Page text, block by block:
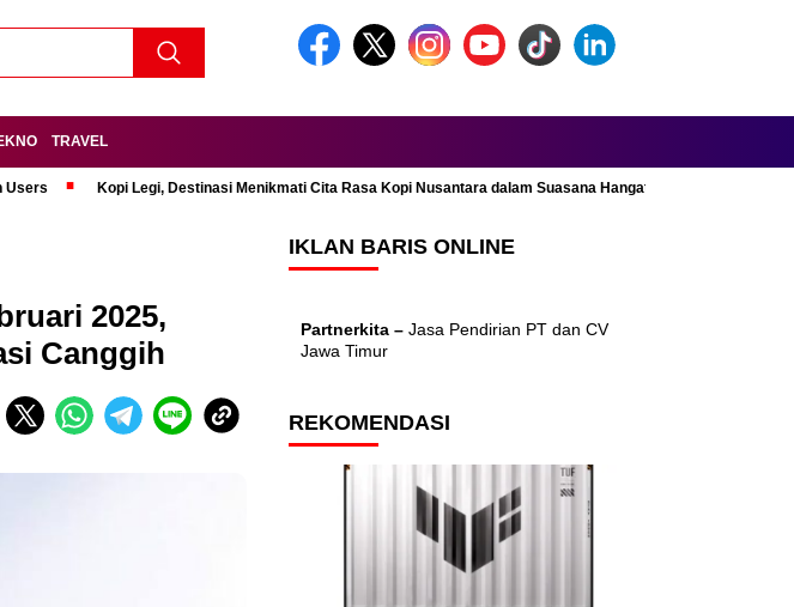
TRAVEL
Users Kopi Legi, Destinasi Menikmati Cita Rasa Kopi Nusantara dalam Suasana Hangat dan Nyaman
2025,
Canggih
IKLAN BARIS ONLINE
Partnerkita – Jasa Pendirian PT dan CV
Jawa Timur
REKOMENDASI